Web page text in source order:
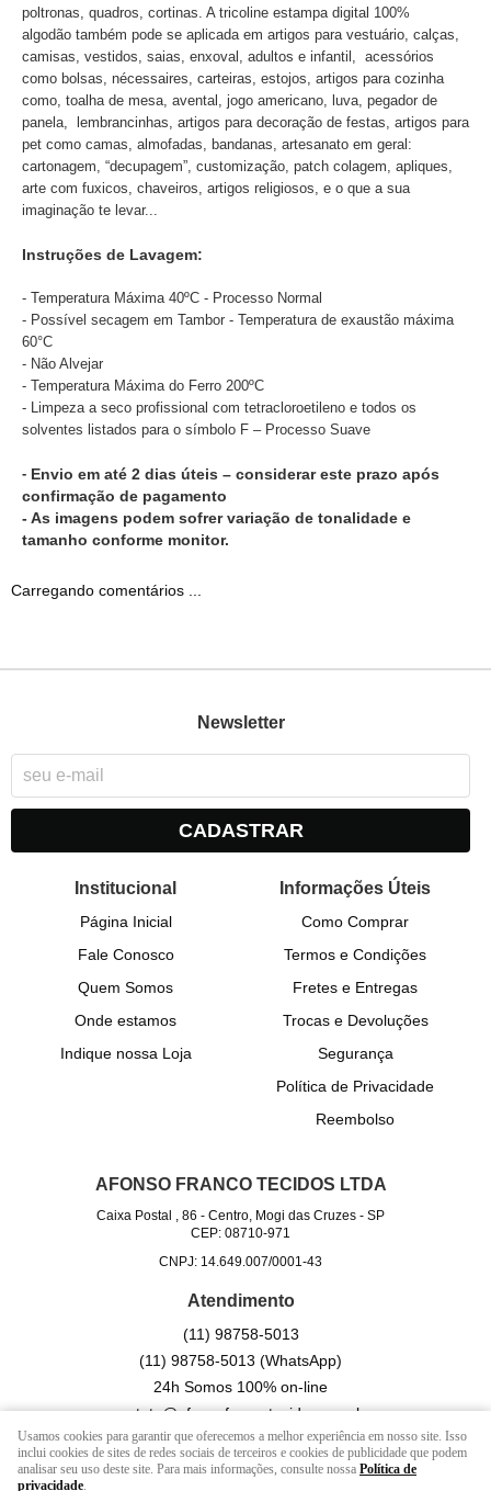
poltronas, quadros, cortinas. A tricoline estampa digital 100%
algodão também pode se aplicada em artigos para vestuário, calças,
camisas, vestidos, saias, enxoval, adultos e infantil, acessórios
como bolsas, nécessaires, carteiras, estojos, artigos para cozinha
como, toalha de mesa, avental, jogo americano, luva, pegador de
panela, lembrancinhas, artigos para decoração de festas, artigos para
pet como camas, almofadas, bandanas, artesanato em geral:
cartonagem, “decupagem”, customização, patch colagem, apliques,
arte com fuxicos, chaveiros, artigos religiosos, e o que a sua
imaginação te levar...
Instruções de Lavagem:
- Temperatura Máxima 40ºC - Processo Normal
- Possível secagem em Tambor - Temperatura de exaustão máxima
60°C
- Não Alvejar
- Temperatura Máxima do Ferro 200ºC
- Limpeza a seco profissional com tetracloroetileno e todos os
solventes listados para o símbolo F – Processo Suave
- Envio em até 2 dias úteis – considerar este prazo após
confirmação de pagamento
- As imagens podem sofrer variação de tonalidade e
tamanho conforme monitor.
Carregando comentários ...
Newsletter
CADASTRAR
Institucional
Página Inicial
Fale Conosco
Quem Somos
Onde estamos
Indique nossa Loja
Informações Úteis
Como Comprar
Termos e Condições
Fretes e Entregas
Trocas e Devoluções
Segurança
Política de Privacidade
Reembolso
AFONSO FRANCO TECIDOS LTDA
Caixa Postal , 86 -Centro, Mogi das Cruzes -SP
CEP: 08710-971
CNPJ: 14.649.007/0001-43
Atendimento
(11) 98758-5013
(11) 98758-5013(WhatsApp)
24h Somos 100% on-line
contato@afonsofrancotecidos.com.br
LOJA VIRTUAL CRIADA POR
Usamos cookies para garantir que oferecemos a melhor experiência em nosso site. Isso
inclui cookies de sites de redes sociais de terceiros e cookies de publicidade que podem
analisar seu uso deste site. Para mais informações, consulte nossa Política de
privacidade.